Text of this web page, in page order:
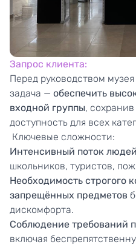
Запрос клиента:
Перед руководством
задача — обеспечить
входной группы,
доступность для всех
Ключевые сложности:
Интенсивный поток людей
школьников, туристов,
Необходимость строгого
запрещённых предметов
дискомфорта.
Соблюдение требований
включая